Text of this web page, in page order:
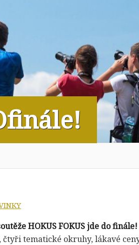
HOKUS FOKUS jde do
čtyři tematické okruhy, lákavé